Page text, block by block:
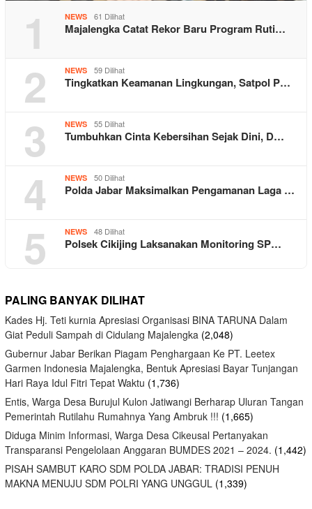
1 NEWS 61 Dilihat
Majalengka Catat Rekor Baru Program Ruti…
2 NEWS 59 Dilihat
Tingkatkan Keamanan Lingkungan, Satpol P…
3 NEWS 55 Dilihat
Tumbuhkan Cinta Kebersihan Sejak Dini, D…
4 NEWS 50 Dilihat
Polda Jabar Maksimalkan Pengamanan Laga …
5 NEWS 48 Dilihat
Polsek Cikijing Laksanakan Monitoring SP…
PALING BANYAK DILIHAT
Kades Hj. Teti kurnia Apresiasi Organisasi BINA TARUNA Dalam
Giat Peduli Sampah di Cidulang Majalengka (2,048)
Gubernur Jabar Berikan Piagam Penghargaan Ke PT. Leetex
Garmen Indonesia Majalengka, Bentuk Apresiasi Bayar Tunjangan
Hari Raya Idul Fitri Tepat Waktu (1,736)
Entis, Warga Desa Burujul Kulon Jatiwangi Berharap Uluran Tangan
Pemerintah Rutilahu Rumahnya Yang Ambruk !!! (1,665)
Diduga Minim Informasi, Warga Desa Cikeusal Pertanyakan
Transparansi Pengelolaan Anggaran BUMDES 2021 – 2024. (1,442)
PISAH SAMBUT KARO SDM POLDA JABAR: TRADISI PENUH
MAKNA MENUJU SDM POLRI YANG UNGGUL (1,339)